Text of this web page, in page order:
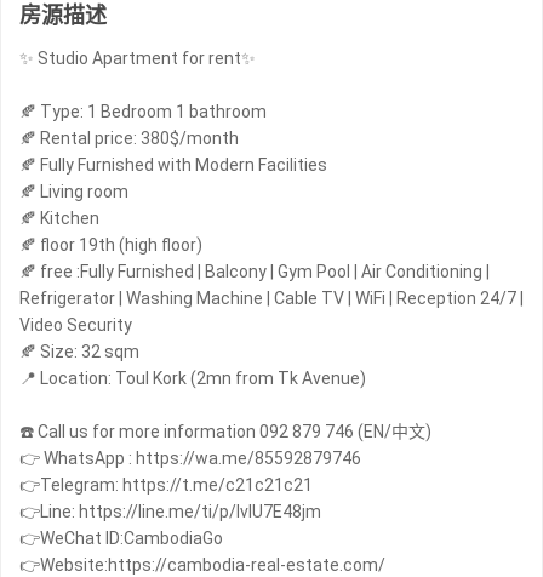
房源描述
✨ Studio Apartment for rent✨
🍂 Type: 1 Bedroom 1 bathroom
🍂 Rental price: 380$/month
🍂 Fully Furnished with Modern Facilities
🍂 Living room
🍂 Kitchen
🍂 floor 19th (high floor)
🍂 free :Fully Furnished | Balcony | Gym Pool | Air Conditioning |
Refrigerator | Washing Machine | Cable TV | WiFi | Reception 24/7 |
Video Security
🍂 Size: 32 sqm
📍 Location: Toul Kork (2mn from Tk Avenue)
☎️ Call us for more information 092 879 746 (EN/中文)
👉 WhatsApp : https://wa.me/85592879746
👉Telegram: https://t.me/c21c21c21
👉Line: https://line.me/ti/p/IvIU7E48jm
👉WeChat ID:CambodiaGo
👉Website:https://cambodia-real-estate.com/